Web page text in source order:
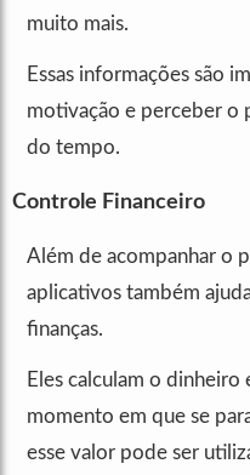
muito mais.
Essas informações são
motivação e perceber o
do tempo.
Controle Financeiro
Além de acompanhar o
aplicativos também
finanças.
Eles calculam o
momento em que se
esse valor pode ser